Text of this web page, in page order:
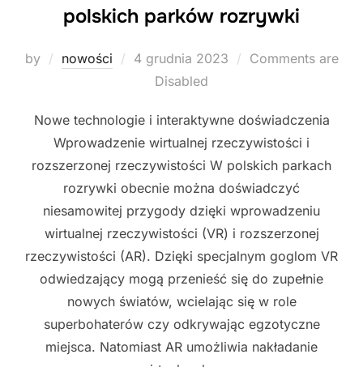
polskich parków rozrywki
by nowości
Posted
4 grudnia 2023
Comments are
Disabled
Nowe technologie i interaktywne doświadczenia
Wprowadzenie wirtualnej rzeczywistości i
rozszerzonej rzeczywistości W polskich parkach
rozrywki obecnie można doświadczyć
niesamowitej przygody dzięki wprowadzeniu
wirtualnej rzeczywistości (VR) i rozszerzonej
rzeczywistości (AR). Dzięki specjalnym goglom VR
odwiedzający mogą przenieść się do zupełnie
nowych światów, wcielając się w role
superbohaterów czy odkrywając egzotyczne
miejsca. Natomiast AR umożliwia nakładanie